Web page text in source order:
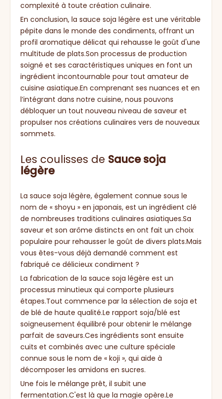
complexité à toute création culinaire.
En conclusion, la sauce soja légère est une véritable
pépite dans le monde des condiments, offrant un
profil aromatique délicat qui rehausse le goût d'une
multitude de plats.Son processus de production
soigné et ses caractéristiques uniques en font un
ingrédient incontournable pour tout amateur de
cuisine asiatique.En comprenant ses nuances et en
l’intégrant dans notre cuisine, nous pouvons
débloquer un tout nouveau niveau de saveur et
propulser nos créations culinaires vers de nouveaux
sommets.
Les coulisses de Sauce soja
légère
La sauce soja légère, également connue sous le
nom de « shoyu » en japonais, est un ingrédient clé
de nombreuses traditions culinaires asiatiques.Sa
saveur et son arôme distincts en ont fait un choix
populaire pour rehausser le goût de divers plats.Mais
vous êtes-vous déjà demandé comment est
fabriqué ce délicieux condiment ?
La fabrication de la sauce soja légère est un
processus minutieux qui comporte plusieurs
étapes.Tout commence par la sélection de soja et
de blé de haute qualité.Le rapport soja/blé est
soigneusement équilibré pour obtenir le mélange
parfait de saveurs.Ces ingrédients sont ensuite
cuits et combinés avec une culture spéciale
connue sous le nom de « koji », qui aide à
décomposer les amidons en sucres.
Une fois le mélange prêt, il subit une
fermentation.C'est là que la magie opère.Le